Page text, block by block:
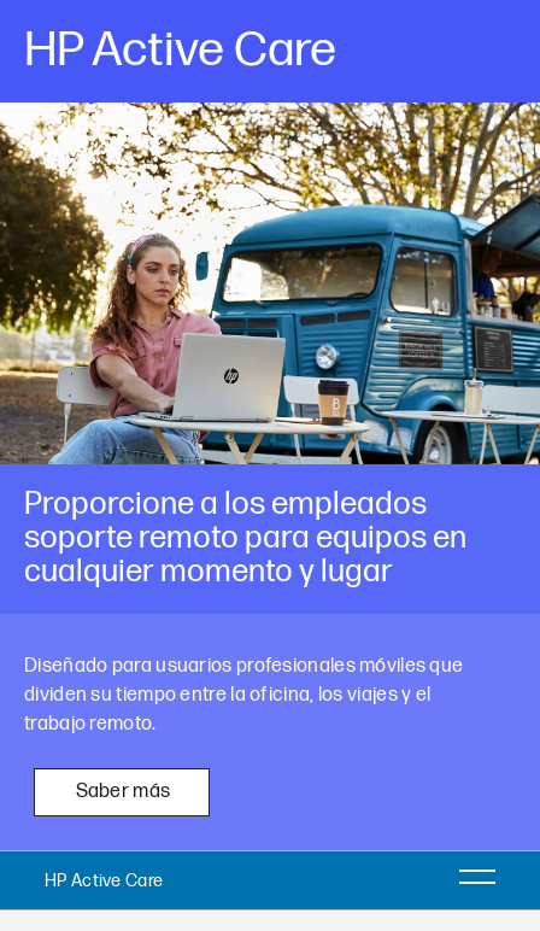
HP Active Care
Proporcione a los empleados
soporte remoto para equipos en
cualquier momento y lugar
Diseñado para usuarios profesionales móviles que
dividen su tiempo entre la oficina, los viajes y el
trabajo remoto.
Saber más
HP Active Care